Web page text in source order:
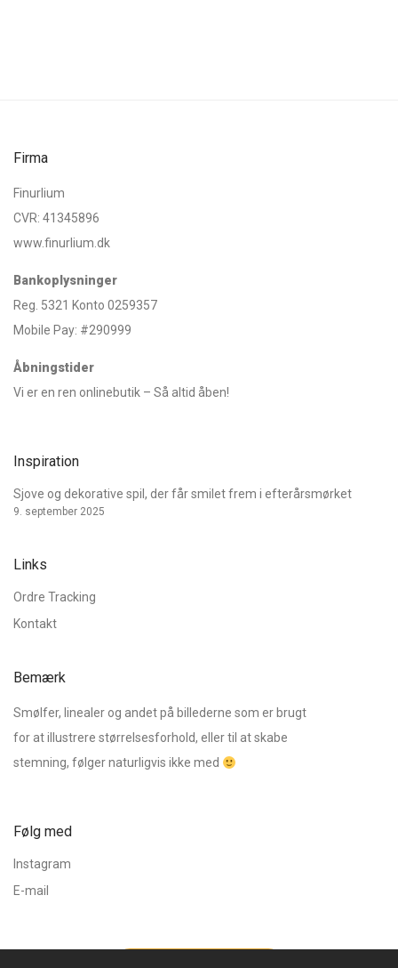
Firma
Finurlium
CVR: 41345896
www.finurlium.dk
Bankoplysninger
Reg. 5321 Konto 0259357
Mobile Pay: #290999
Åbningstider
Vi er en ren onlinebutik – Så altid åben!
Inspiration
Sjove og dekorative spil, der får smilet frem i efterårsmørket
9. september 2025
Links
Ordre Tracking
Kontakt
Bemærk
Smølfer, linealer og andet på billederne som er brugt
for at illustrere størrelsesforhold, eller til at skabe
stemning, følger naturligvis ikke med
Følg med
Instagram
E-mail